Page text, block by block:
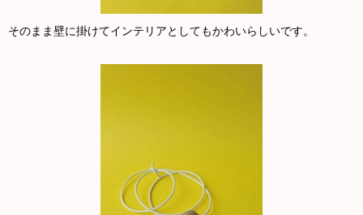
そのまま壁に掛けてインテリアとしてもかわいらしいです。